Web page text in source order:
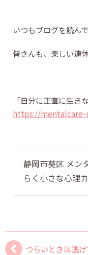
いつもブログを読ん
皆さんも、楽しい連
「自分に正直に生き
https://mentalcare-
静岡市葵区 メン
らく小さな心理
つらいときは逃